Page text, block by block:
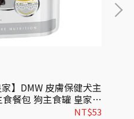
】DMW 皮膚保健犬主
餐包 狗主食罐 皇家犬
濕糧｜歐洲進口
NT$53